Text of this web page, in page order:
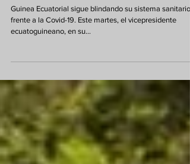
GOBIERNO.
Guinea Ecuatorial sigue blindando su sistema sanitario
frente a la Covid-19. Este martes, el vicepresidente